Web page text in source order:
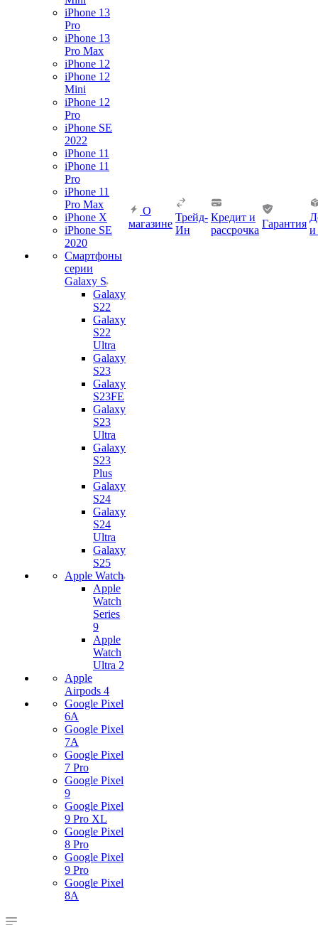
iPhone 13
Pro
iPhone 13
Pro Max
iPhone 12
iPhone 12
Mini
iPhone 12
Pro
iPhone SE
2022
iPhone 11
iPhone 11
Pro
iPhone 11
Pro Max
iPhone X
iPhone SE
2020
Смартфоны
серии
Galaxy S
Galaxy
S22
Galaxy
S22
Ultra
Galaxy
S23
Galaxy
S23FE
Galaxy
S23
Ultra
Galaxy
S23
Plus
Galaxy
S24
Galaxy
S24
Ultra
Galaxy
S25
Apple Watch
Apple
Watch
Series
9
Apple
Watch
Ultra 2
Apple
Airpods 4
Google Pixel
6A
Google Pixel
7А
Google Pixel
7 Pro
Google Pixel
9
Google Pixel
9 Pro XL
Google Pixel
8 Pro
Google Pixel
9 Pro
Google Pixel
8A
О
магазине
Трейд-
Ин
Кредит и
рассрочка
Гарантия
и